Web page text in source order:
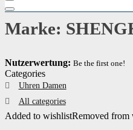
Marke:
Nutzerwertung: Be the first one!
Categories
Uhren Damen
All categories
Added to wishlistRemoved from